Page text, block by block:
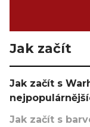
Jak začít
Jak začít s
Jak začít s